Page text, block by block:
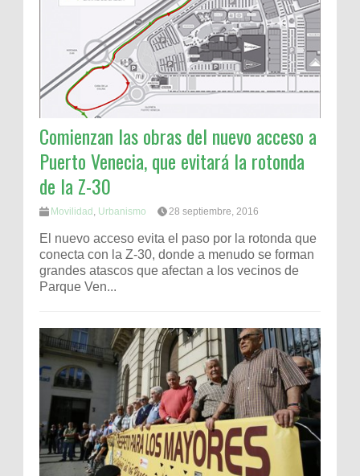
Comienzan las obras del nuevo acceso a
Puerto Venecia, que evitará la rotonda
de la Z-30
Movilidad Urbanismo 28 septiembre, 2016
El nuevo acceso evita el paso por la rotonda que
conecta con la Z-30, donde a menudo se forman
grandes atascos que afectan a los vecinos de
Parque Ven...